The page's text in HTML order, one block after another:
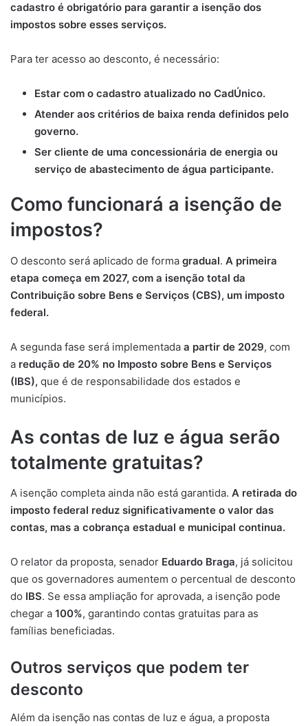
cadastro é obrigatório para garantir a isenção dos
impostos sobre esses serviços.
Para ter acesso ao desconto, é necessário:
Estar com o cadastro atualizado no CadÚnico.
Atender aos critérios de baixa renda definidos pelo
governo.
Ser cliente de uma concessionária de energia ou
serviço de abastecimento de água participante.
Como funcionará a isenção de
impostos?
O desconto será aplicado de forma gradual. A primeira
etapa começa em 2027, com a isenção total da
Contribuição sobre Bens e Serviços (CBS), um imposto
federal.
A segunda fase será implementada a partir de 2029, com
a redução de 20% no Imposto sobre Bens e Serviços
(IBS), que é de responsabilidade dos estados e
municípios.
As contas de luz e água serão
totalmente gratuitas?
A isenção completa ainda não está garantida. A retirada do
imposto federal reduz significativamente o valor das
contas, mas a cobrança estadual e municipal continua.
O relator da proposta, senador Eduardo Braga, já solicitou
que os governadores aumentem o percentual de desconto
do IBS. Se essa ampliação for aprovada, a isenção pode
chegar a 100%, garantindo contas gratuitas para as
famílias beneficiadas.
Outros serviços que podem ter
desconto
Além da isenção nas contas de luz e água, a proposta